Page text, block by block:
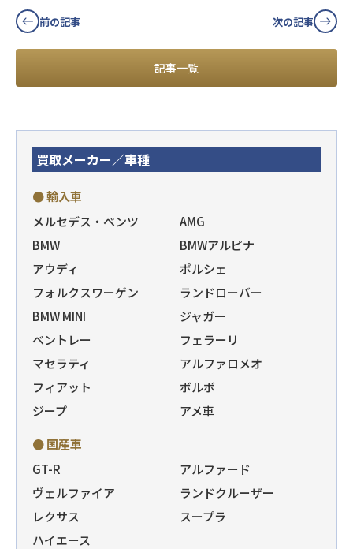
前の記事
記事一覧
次の記事
買取メーカー／車種
● 輸入車
メルセデス・ベンツ
AMG
BMW
BMWアルピナ
アウディ
ポルシェ
フォルクスワーゲン
ランドローバー
BMW MINI
ジャガー
ベントレー
フェラーリ
マセラティ
アルファロメオ
フィアット
ボルボ
ジープ
アメ車
● 国産車
GT-R
アルファード
ヴェルファイア
ランドクルーザー
レクサス
スープラ
ハイエース